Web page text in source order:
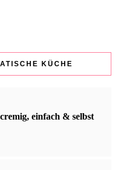
KÜCHE
einfach & selbst